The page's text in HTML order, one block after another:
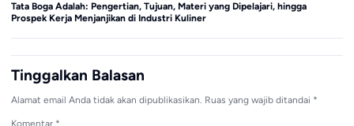
Tata Boga Adalah: Pengertian, Tujuan, Materi yang Dipelajari, hingga
Prospek Kerja Menjanjikan di Industri Kuliner
Tinggalkan Balasan
Alamat email Anda tidak akan dipublikasikan. Ruas yang wajib ditandai *
Komentar *